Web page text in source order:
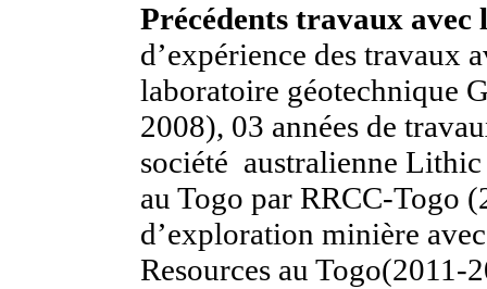
Précédents travaux avec
d’expérience des travaux
laboratoire géotechnique
2008), 03 années de
société australienne
au Togo par RRCC-Togo
d’exploration minière
Resources au Togo(2011-